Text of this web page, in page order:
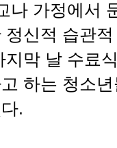
나 가정에서
신적 습관
막 날 수료
하는 청소
.